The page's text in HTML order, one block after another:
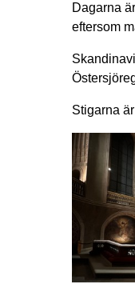
Dagarna
eftersom
Stigarna